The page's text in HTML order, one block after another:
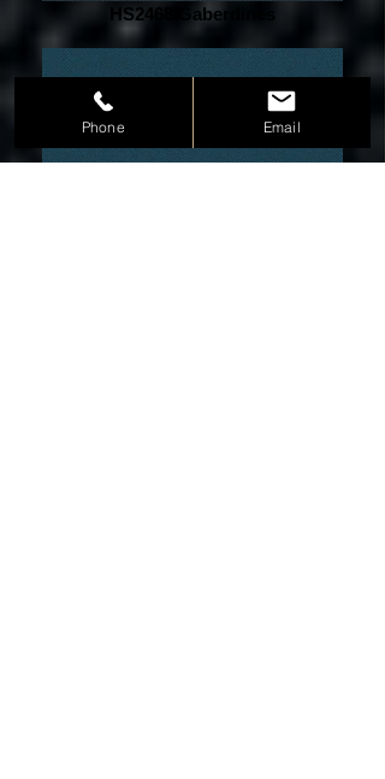
HS2468 Gaberdines
Phone Email